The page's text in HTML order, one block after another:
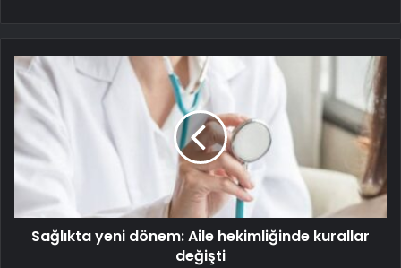
Sağlıkta yeni dönem: Aile hekimliğinde kurallar
değişti